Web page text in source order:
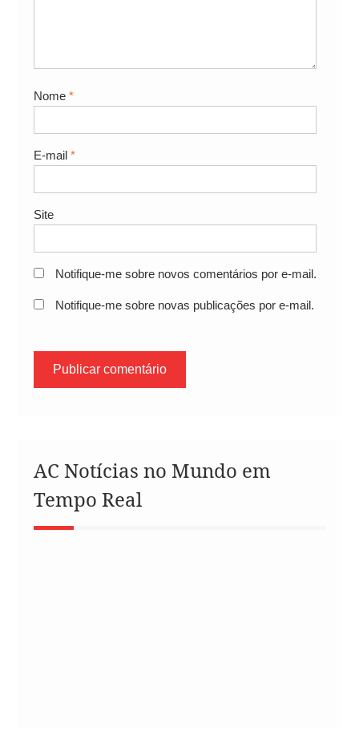
Nome *
E-mail *
Site
Notifique-me sobre novos comentários por e-mail.
Notifique-me sobre novas publicações por e-mail.
AC Notícias no Mundo em
Tempo Real